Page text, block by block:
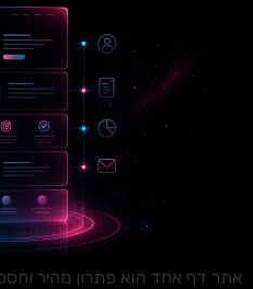
אתר דף אחד הוא פתרון מהיר